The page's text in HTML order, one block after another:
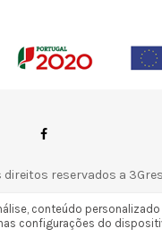
direitos reservados a
| kuattrodesign
conteúdo
configurações do